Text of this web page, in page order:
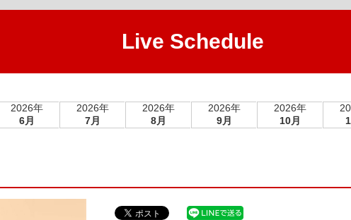
Live Schedule
2026年
6月
2026年
7月
2026年
8月
2026年
9月
2026年
10月